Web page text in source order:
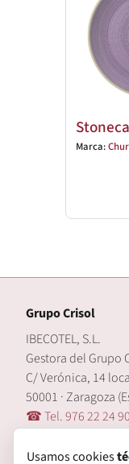
Marca:
Grupo Crisol
IBECOTEL, S.L.
Gestora del Grupo
C/ Verónica, 14
50001 · Zaragoza
☎ Tel. 976 22 24 90
Usamos cookies